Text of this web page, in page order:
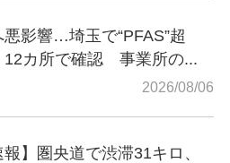
悪影響…埼玉で“PFAS”超
12カ所で確認 事業所の...
2026/08/06
報】圏央道で渋滞31キロ、